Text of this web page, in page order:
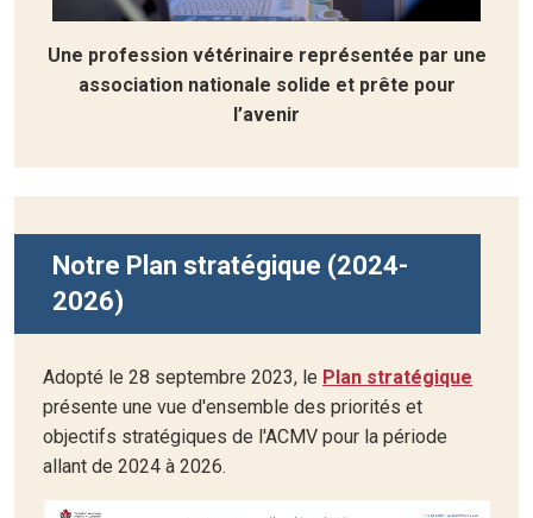
Une profession vétérinaire représentée par une
association nationale solide et prête pour
l’avenir
Notre Plan stratégique (2024-
2026)
Adopté le 28 septembre 2023, le Plan stratégique
présente une vue d'ensemble des priorités et
objectifs stratégiques de l'ACMV pour la période
allant de 2024 à 2026.